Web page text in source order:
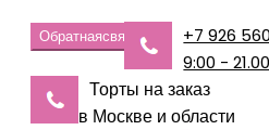
Обратнаясвязь
+7 926
9:00 -
Торты на заказ
в Москве и области